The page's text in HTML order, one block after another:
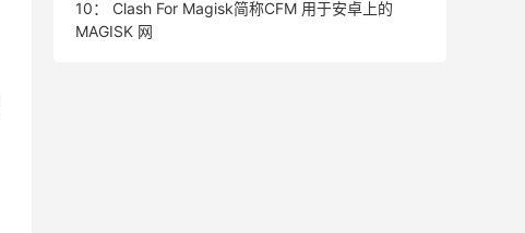
10： Clash For Magisk简称CFM 用于安卓上的
MAGISK 网